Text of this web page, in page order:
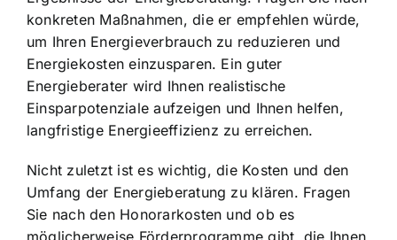
konkreten Maßnahmen, die er empfehlen würde,
um Ihren Energieverbrauch zu reduzieren und
Energiekosten einzusparen. Ein guter
Energieberater wird Ihnen realistische
Einsparpotenziale aufzeigen und Ihnen helfen,
langfristige Energieeffizienz zu erreichen.
Nicht zuletzt ist es wichtig, die Kosten und den
Umfang der Energieberatung zu klären. Fragen
Sie nach den Honorarkosten und ob es
möglicherweise Förderprogramme gibt, die Ihnen